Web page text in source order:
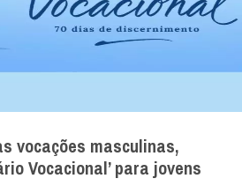
vocações masculinas,
Vocacional’ para jovens